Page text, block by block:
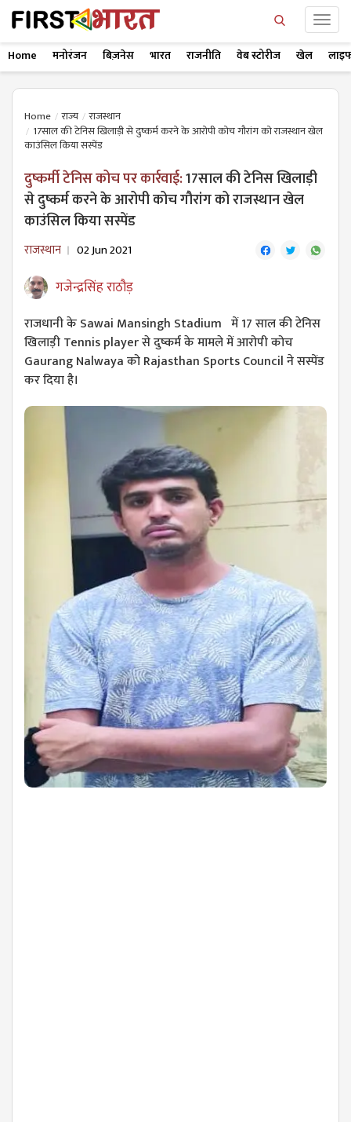
Home मनोरंजन बिज़नेस भारत राजनीति वेब स्टोरीज खेल
Home राज्य
राजस्थान
17साल की टेनिस खिलाड़ी से दुष्कर्म करने के आरोपी कोच गौरांग को राजस्थान खेल
काउंसिल किया सस्पेंड
दुष्कर्मी टेनिस कोच पर कार्रवाई:17साल की टेनिस खिलाड़ी
से दुष्कर्म करने के आरोपी कोच गौरांग को राजस्थान खेल
काउंसिल किया सस्पेंड
राजस्थान 02 Jun 2021
गजेन्द्रसिंह राठौड़
राजधानी के Sawai Mansingh Stadium में 17 साल की टेनिस
खिलाड़ी Tennis player से दुष्कर्म के मामले में आरोपी कोच
Gaurang Nalwaya को Rajasthan Sports Council ने सस्पेंड
कर दिया है।